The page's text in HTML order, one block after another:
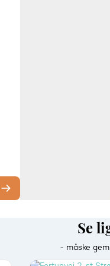
Se
- måske